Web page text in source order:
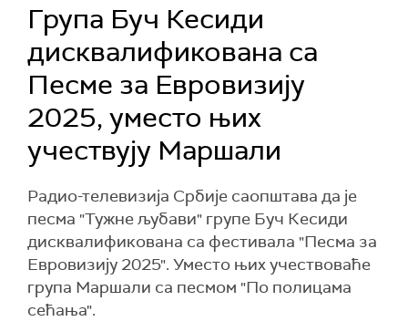
Група Буч Кесиди
дисквалификована са
Песме за Евровизију
2025, уместо њих
учествују Маршали
Радио-телевизија Србије саопштава да је
песма "Тужне љубави" групе Буч Кесиди
дисквалификована са фестивала "Песма за
Евровизију 2025". Уместо њих учествоваће
група Маршали са песмом "По полицама
сећања".